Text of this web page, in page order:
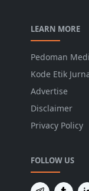
LEARN MORE
Pedoman
Kode Etik
Advertise
Disclaimer
Privacy Policy
FOLLOW US